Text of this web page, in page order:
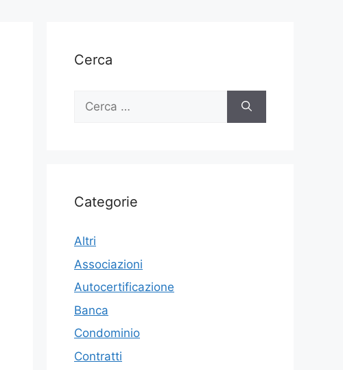
Cerca
Ricerca
Categorie
Altri
Associazioni
Autocertificazione
Banca
Condominio
Contratti